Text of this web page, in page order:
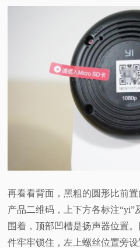
再看看背面，黑粗的圆形比前
产品二维码，上下方各标注“yi”
围着，顶部凹槽是扬声器位置
件牢牢锁住，左上螺丝位置旁设